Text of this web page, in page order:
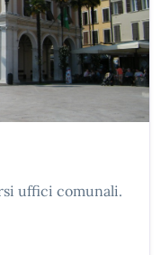
uffici comunali.